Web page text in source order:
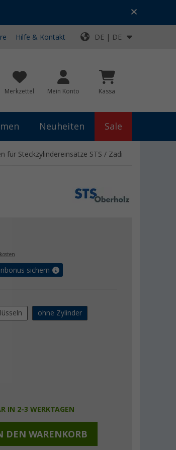
Top-Deals für dein Abenteuer!
Hilfe & Kontakt DE | DE
Merkzettel Mein Konto Kassa
Neuheiten Sale
für Steckzylindereinsätze STS / Zadi
sichern
ohne Zylinder
IN 2-3 WERKTAGEN
DEN WARENKORB